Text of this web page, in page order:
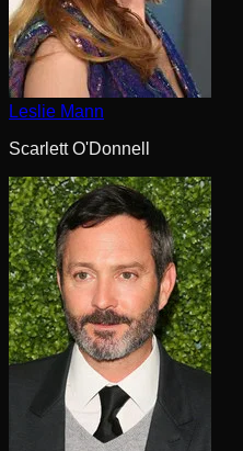
Leslie Mann
Scarlett O'Donnell